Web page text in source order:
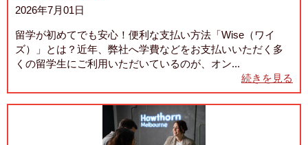
2026年7月01日
留学が初めてでも安心！便利な支払い方法「Wise（ワイ
ズ）」とは？近年、弊社へ学費などをお支払いいただく多
くの留学生にご利用いただいているのが、オン...
続きを見る